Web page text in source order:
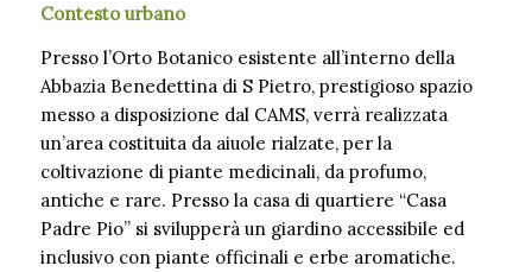
Contesto urbano
Presso l’Orto Botanico esistente all’interno della
Abbazia Benedettina di S Pietro, prestigioso spazio
messo a disposizione dal CAMS, verrà realizzata
un’area costituita da aiuole rialzate, per la
coltivazione di piante medicinali, da profumo,
antiche e rare. Presso la casa di quartiere “Casa
Padre Pio” si svilupperà un giardino accessibile ed
inclusivo con piante officinali e erbe aromatiche.